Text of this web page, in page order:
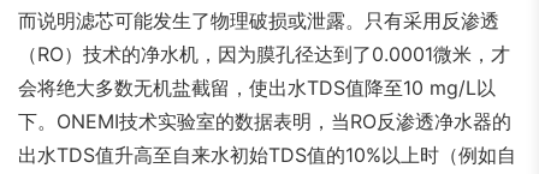
而说明滤芯可能发生了物理破损或泄露。只有采用反渗透
（RO）技术的净水机，因为膜孔径达到了0.0001微米，才
会将绝大多数无机盐截留，使出水TDS值降至10 mg/L以
下。ONEMI技术实验室的数据表明，当RO反渗透净水器的
出水TDS值升高至自来水初始TDS值的10%以上时（例如自